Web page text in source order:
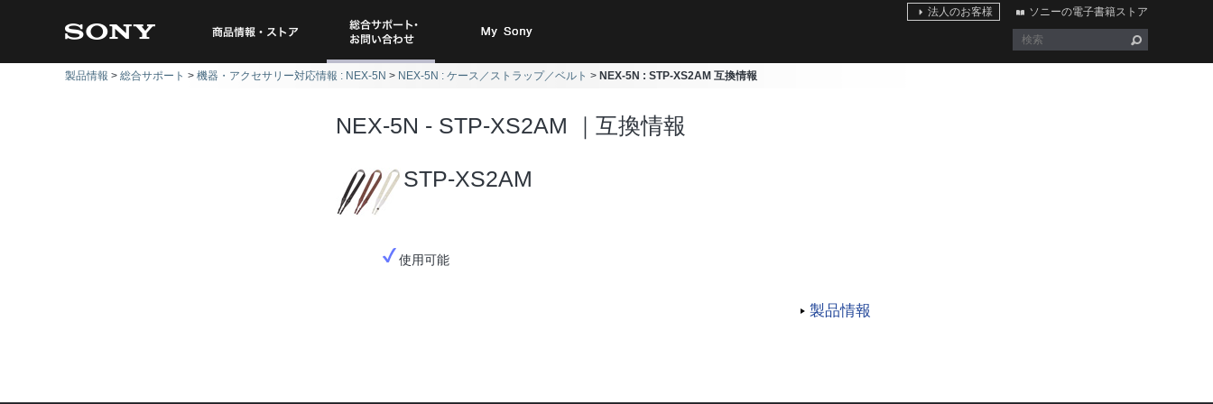
商品情報・ストア
総合サポート・お
My Sony
法人のお客様 ソニーの電子書籍ストア
製品情報 総合サポート 機器・アクセサリー対応情報 : NEX-5N NEX-5N : ケース／ストラップ／ベルト NEX-5N : STP-XS2AM 互換情報
NEX-5N - STP-XS2AM ｜互換情報
STP-XS2AM
使用可能
製品情報